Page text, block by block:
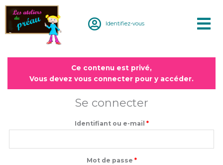
Aller
contenu
Identifiez-vous
Ce contenu est privé,
Vous devez vous connecter pour y accéder.
Se connecter
Identifiant ou e-mail *
Mot de passe *
Obligatoire